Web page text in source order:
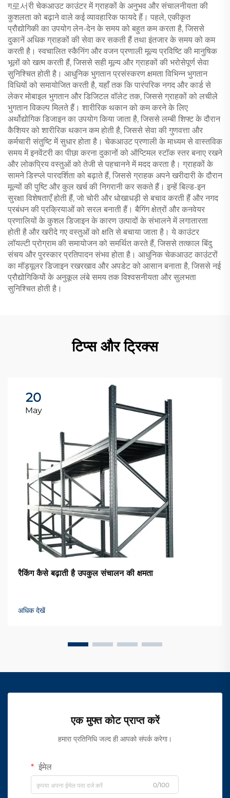
ग로서री चेकआउट काउंटर में ग्राहकों के अनुभव और संचालनीयता की
कुशलता को बढ़ाने वाले कई व्यावहारिक फायदे हैं। पहले, एकीकृत
प्रौद्योगिकी का उपयोग लेन-देन के समय को बहुत कम करता है, जिससे
दुकानें अधिक ग्राहकों की सेवा कर सकती हैं तथा इंतजार के समय को कम
करती है। स्वचालित स्कैनिंग और वजन प्रणाली मूल्य प्रविष्टि की मानुषिक
भूलों को खत्म करती हैं, जिससे सही मूल्य और ग्राहकों की भरोसेपूर्ण सेवा
सुनिश्चित होती है। आधुनिक भुगतान प्रसंस्करण क्षमता विभिन्न भुगतान
विधियों को समायोजित करती है, यहाँ तक कि पारंपरिक नगद और कार्ड से
लेकर मोबाइल भुगतान और डिजिटल वॉलेट तक, जिससे ग्राहकों को लचीले
भुगतान विकल्प मिलते हैं। शारीरिक थकान को कम करने के लिए
अर्थोद्योगिक डिजाइन का उपयोग किया जाता है, जिससे लम्बी शिफ्ट के दौरान
कैशियर को शारीरिक थकान कम होती है, जिससे सेवा की गुणवत्ता और
कर्मचारी संतुष्टि में सुधार होता है। चेकआउट प्रणाली के माध्यम से वास्तविक
समय में इनवेंटरी का पीछा करना दुकानों को ऑप्टिमल स्टॉक स्तर बनाए रखने
और लोकप्रिय वस्तुओं को तेजी से पहचानने में मदद करता है। ग्राहकों के
सामने डिस्प्ले पारदर्शिता को बढ़ाते हैं, जिससे ग्राहक अपने खरीदारी के दौरान
मूल्यों की पुष्टि और कुल खर्च की निगरानी कर सकते हैं। इन्हें बिल्ड-इन
सुरक्षा विशेषताएँ होती हैं, जो चोरी और धोखाधड़ी से बचाव करती हैं और नगद
प्रबंधन की प्रक्रियाओं को सरल बनाती हैं। बैगिंग क्षेत्रों और कनवेयर
प्रणालियों के कुशल डिजाइन के कारण उत्पादों के संभालने में लगातारता
होती है और खरीदे गए वस्तुओं को क्षति से बचाया जाता है। ये काउंटर
लॉयल्टी प्रोग्राम की समायोजन को समर्थित करते हैं, जिससे तत्काल बिंदु
संचय और पुरस्कार प्रतिपादन संभव होता है। आधुनिक चेकआउट काउंटरों
का मॉड्यूलर डिजाइन रखरखाव और अपडेट को आसान बनाता है, जिससे नई
प्रौद्योगिकियों के अनुकूल लंबे समय तक विश्वसनीयता और सुलभता
सुनिश्चित होती है।
टिप्स और ट्रिक्स
20
May
रैकिंग कैसे बढ़ाती है उपकुल संचालन की क्षमता
अधिक देखें
एक मुफ्त कोट प्राप्त करें
हमारा प्रतिनिधि जल्द ही आपको संपर्क करेगा।
ईमेल
0/100